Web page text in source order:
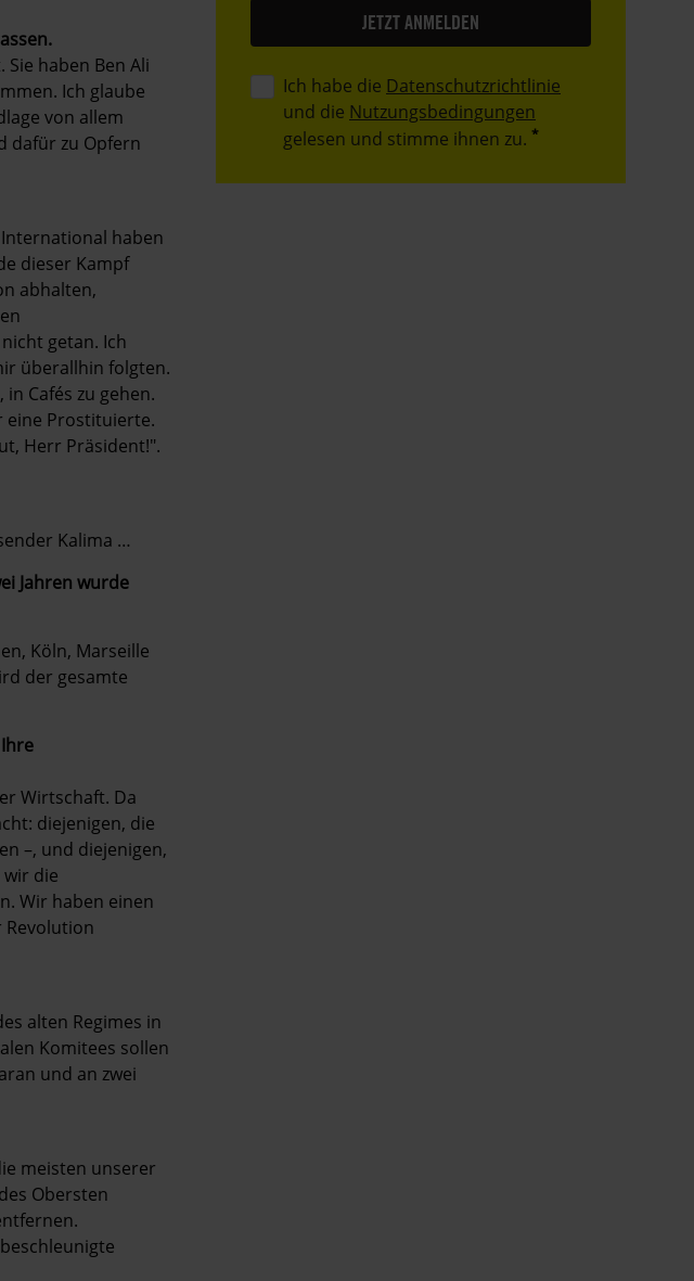
haben Ben Ali
Ich glaube
von allem
dafür zu Opfern
haben
dieser Kampf
abhalten,
getan. Ich
überallhin folgten.
Cafés zu gehen.
eine Prostituierte.
Herr Präsident!".
Kalima …
Jahren wurde
Köln, Marseille
der gesamte
Wirtschaft. Da
diejenigen, die
–, und diejenigen,
wir die
Wir haben einen
Revolution
alten Regimes in
Komitees sollen
und an zwei
meisten unserer
Obersten
Ich habe die Datenschutzrichtlinie
und die Nutzungsbedingungen
gelesen und stimme ihnen zu.